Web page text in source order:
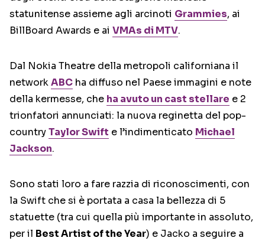
statunitense assieme agli arcinoti Grammies, ai
BillBoard Awards e ai VMAs di MTV.
Dal Nokia Theatre della metropoli californiana il
networkABC ha diffuso nel Paese immagini e note
della kermesse, che ha avuto un cast stellare e 2
trionfatori annunciati: la nuova reginetta del pop-
countryTaylor Swift e l’indimenticato Michael
Jackson.
Sono stati loro a fare razzia di riconoscimenti, con
la Swift che si è portata a casa la bellezza di 5
statuette (tra cui quella più importante in assoluto,
per il Best Artist of the Year) e Jacko a seguire a